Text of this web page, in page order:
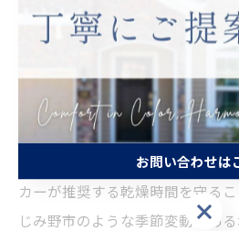
上塗りの工程です。中塗りでは
凹凸をカバーし、塗膜の厚みを
あり、均一な塗布と塗りムラの
ます。
塗料の選定や気温・湿度など環
カーが推奨する乾燥時間を守る
じみ野市のような季節変動のあ
お問い合わせは
お問い合わせは